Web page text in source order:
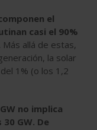
el
casi el 90%
Más allá de estas,
la solar
1% (o los 1,2
no implica
GW. De